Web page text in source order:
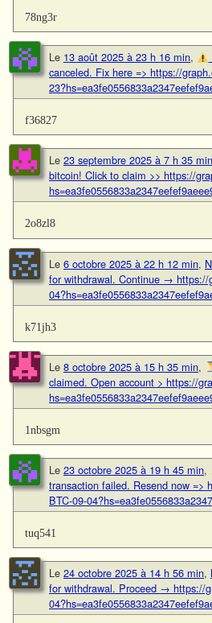
78ng3r
Le 13 août 2025 à 23 h 16 min,
canceled. Fix here => https://
f36827
Le 23 septembre 2025 à 7 h 35 min
bitcoin! Click to claim >> https://
2o8zl8
Le 6 octobre 2025 à 22 h 12 min,
for withdrawal. Continue → https://
k71jh3
Le 8 octobre 2025 à 15 h 35 min,
claimed. Open account > https://
1nbsgm
Le 23 octobre 2025 à 19 h 45 min,
transaction failed. Resend now =>
BTC-09-
tuq541
Le 24 octobre 2025 à 14 h 56 min,
for withdrawal. Proceed → https://